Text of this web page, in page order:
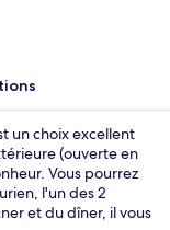
un choix excellent
(ouverte en
Vous pourrez
l'un des 2
et du dîner, il vous